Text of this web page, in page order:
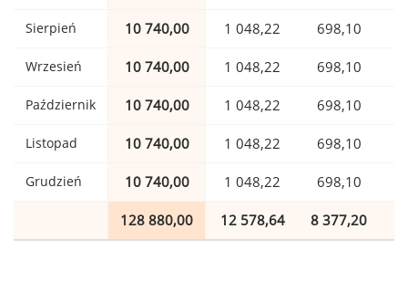
Sierpień 10 740,00 1 048,22 698,10
Wrzesień 10 740,00 1 048,22 698,10
Październik 10 740,00 1 048,22 698,10
Listopad 10 740,00 1 048,22 698,10
Grudzień 10 740,00 1 048,22 698,10
128 880,00 12 578,64 8 377,20